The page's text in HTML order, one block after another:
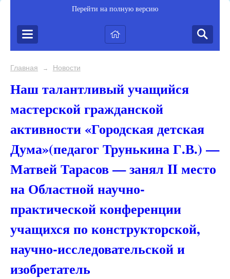
Перейти на полную версию
Главная → Новости
Наш талантливый учащийся
мастерской гражданской
активности «Городская детская
Дума»(педагог Трунькина Г.В.) —
Матвей Тарасов — занял II место
на Областной научно-
практической конференции
учащихся по конструкторской,
научно-исследовательской и
изобретатель